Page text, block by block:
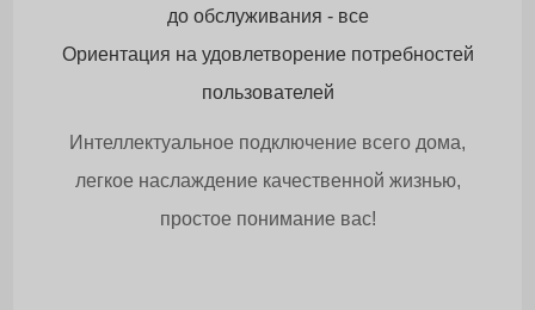
до обслуживания - все
Ориентация на удовлетворение потребностей
пользователей
Интеллектуальное подключение всего дома,
легкое наслаждение качественной жизнью,
простое понимание вас!